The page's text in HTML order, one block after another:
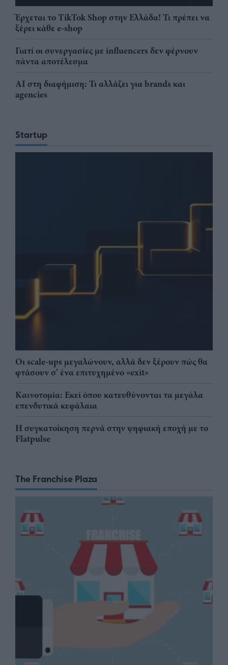
Έρχεται το TikTok Shop στην Ελλάδα! Τι πρέπει να
ξέρει κάθε e-shop
Γιατί οι συνεργασίες με influencers δεν φέρνουν
πάντα αποτέλεσμα
AI στη διαφήμιση: Τι αλλάζει για brands και
agencies
Startup
Οι scale-ups μεγαλώνουν, αλλά δεν ξέρουν πώς θα
φτάσουν σ' ένα επιτυχημένο «exit»
Καινοτομία: Εκεί όπου κατευθύνονται τα μεγάλα
επενδυτικά κεφάλαια
Η συγκατοίκηση περνά στην ψηφιακή εποχή με το
Flatpulse
The Franchise Plaza